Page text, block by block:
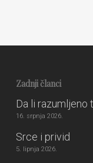
Zadnji članci
Da li razumljeno
16. srpnja 2026.
Srce i privid
5. lipnja 2026.